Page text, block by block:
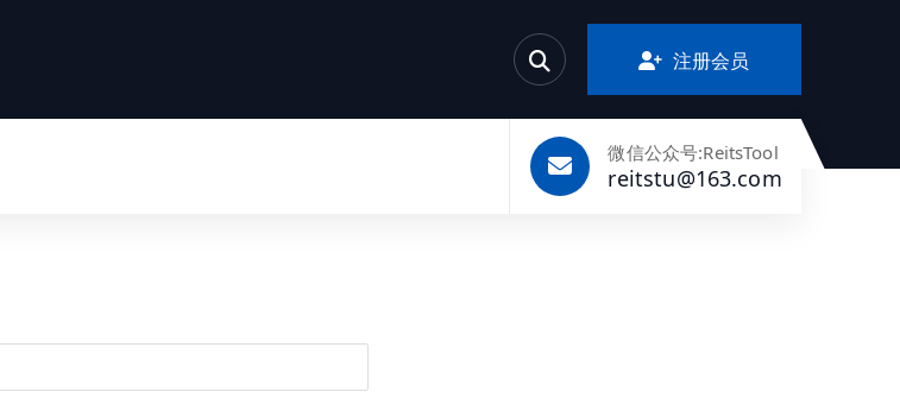
注册会员
微信公众号:ReitsTool
reitstu@163.com